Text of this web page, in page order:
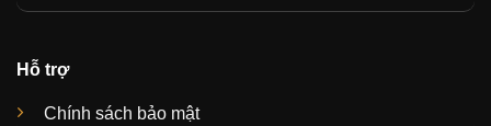
Hỗ trợ
Chính sách bảo mật